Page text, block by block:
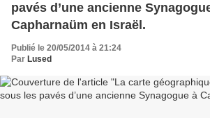
pavés d’une ancienne
Capharnaüm en Israël.
Publié le 20/05/2014 à 21:24
Par Lused